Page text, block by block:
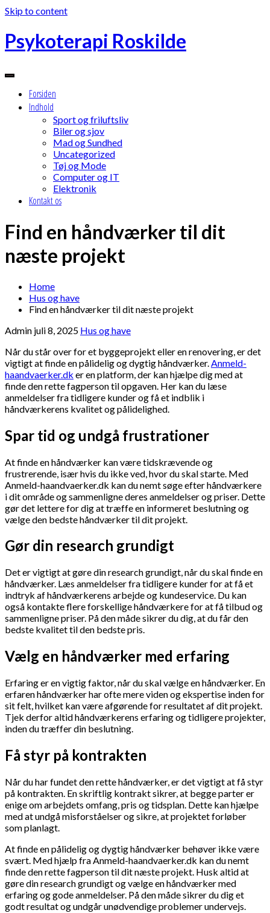
Skip to content
Psykoterapi Roskilde
Forsiden
Indhold
Sport og friluftsliv
Biler og sjov
Mad og Sundhed
Uncategorized
Tøj og Mode
Computer og IT
Elektronik
Kontakt os
Find en håndværker til dit
næste projekt
Home
Hus og have
Find en håndværker til dit næste projekt
Admin juli 8, 2025 Hus og have
Når du står over for et byggeprojekt eller en renovering, er det
vigtigt at finde en pålidelig og dygtig håndværker. Anmeld-
haandvaerker.dk er en platform, der kan hjælpe dig med at
finde den rette fagperson til opgaven. Her kan du læse
anmeldelser fra tidligere kunder og få et indblik i
håndværkerens kvalitet og pålidelighed.
Spar tid og undgå frustrationer
At finde en håndværker kan være tidskrævende og
frustrerende, især hvis du ikke ved, hvor du skal starte. Med
Anmeld-haandvaerker.dk kan du nemt søge efter håndværkere
i dit område og sammenligne deres anmeldelser og priser. Dette
gør det lettere for dig at træffe en informeret beslutning og
vælge den bedste håndværker til dit projekt.
Gør din research grundigt
Det er vigtigt at gøre din research grundigt, når du skal finde en
håndværker. Læs anmeldelser fra tidligere kunder for at få et
indtryk af håndværkerens arbejde og kundeservice. Du kan
også kontakte flere forskellige håndværkere for at få tilbud og
sammenligne priser. På den måde sikrer du dig, at du får den
bedste kvalitet til den bedste pris.
Vælg en håndværker med erfaring
Erfaring er en vigtig faktor, når du skal vælge en håndværker. En
erfaren håndværker har ofte mere viden og ekspertise inden for
sit felt, hvilket kan være afgørende for resultatet af dit projekt.
Tjek derfor altid håndværkerens erfaring og tidligere projekter,
inden du træffer din beslutning.
Få styr på kontrakten
Når du har fundet den rette håndværker, er det vigtigt at få styr
på kontrakten. En skriftlig kontrakt sikrer, at begge parter er
enige om arbejdets omfang, pris og tidsplan. Dette kan hjælpe
med at undgå misforståelser og sikre, at projektet forløber
som planlagt.
At finde en pålidelig og dygtig håndværker behøver ikke være
svært. Med hjælp fra Anmeld-haandvaerker.dk kan du nemt
finde den rette fagperson til dit næste projekt. Husk altid at
gøre din research grundigt og vælge en håndværker med
erfaring og gode anmeldelser. På den måde sikrer du dig et
godt resultat og undgår unødvendige problemer undervejs.